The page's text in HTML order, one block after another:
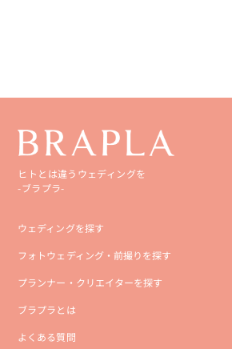
ヒトとは違うウェディングを
-ブラプラ-
ウェディングを探す
フォトウェディング・前撮りを探す
プランナー・クリエイターを探す
ブラプラとは
よくある質問